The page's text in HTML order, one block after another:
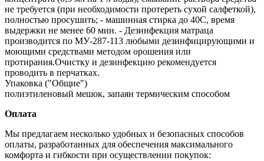
не требуется (при необходимости протереть сухой салфеткой),
полностью просушить; - машинная стирка до 40С, время
выдержки не менее 60 мин. - Дезинфекция матраца
производится по МУ‐287‐113 любыми дезинфицирующими и
моющими средствами методом орошения или
протирания.Очистку и дезинфекцию рекомендуется
проводить в перчатках.
Упаковка ("Общие")
полиэтиленовый мешок, запаян термическим способом
Оплата
Мы предлагаем несколько удобных и безопасных способов
оплаты, разработанных для обеспечения максимального
комфорта и гибкости при осуществлении покупок: